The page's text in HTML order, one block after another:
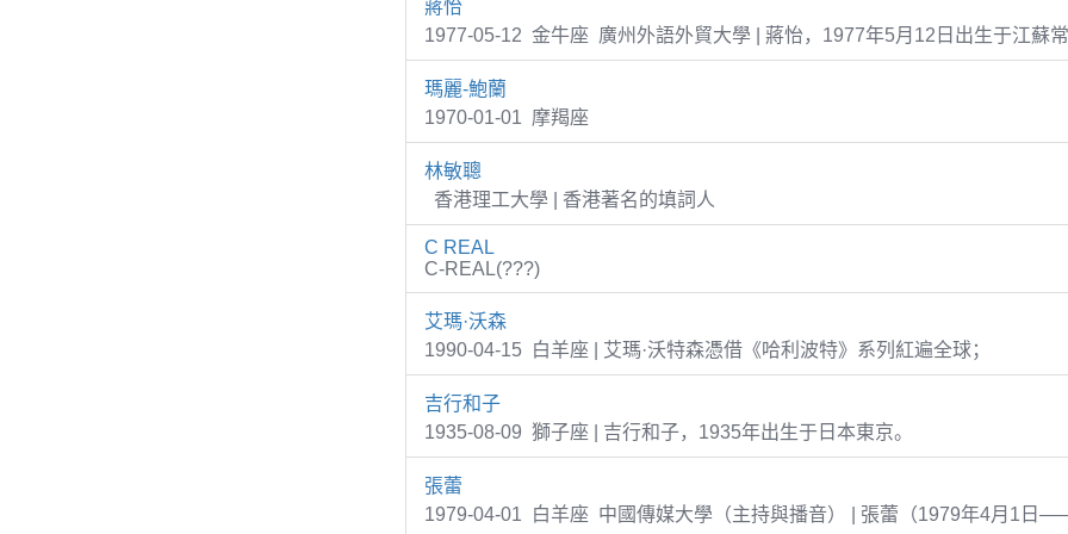
蔣怡
1977-05-12 金牛座 廣州外語外貿大學 | 蔣怡，1977年5月12日出生于江蘇
瑪麗-鮑蘭
1970-01-01 摩羯座
林敏聰
香港理工大學 | 香港著名的填詞人
C REAL
C-REAL(???)
艾瑪·沃森
1990-04-15 白羊座 | 艾瑪·沃特森憑借《哈利波特》系列紅遍全球；
吉行和子
1935-08-09 獅子座 | 吉行和子，1935年出生于日本東京。
張蕾
1979-04-01 白羊座 中國傳媒大學（主持與播音） | 張蕾（1979年4月1日